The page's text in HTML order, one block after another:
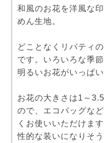
和風のお花を洋風な
めん生地。
どことなくリバティ
です。いろいろな季
明るいお花がいっぱい
お花の大きさは1～
ので、エコバッグな
くお使いいただけま
性的な装いになりそう